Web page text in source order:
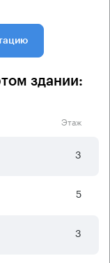
здании:
Этаж
3
5
3